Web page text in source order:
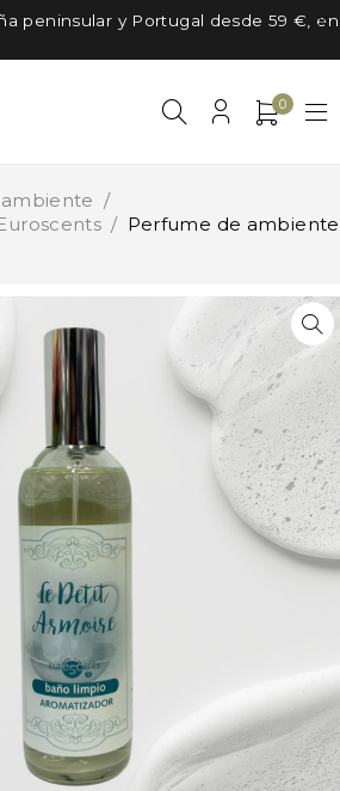
peninsular y Portugal desde 59 €, en
0
/
/ Perfume de ambiente